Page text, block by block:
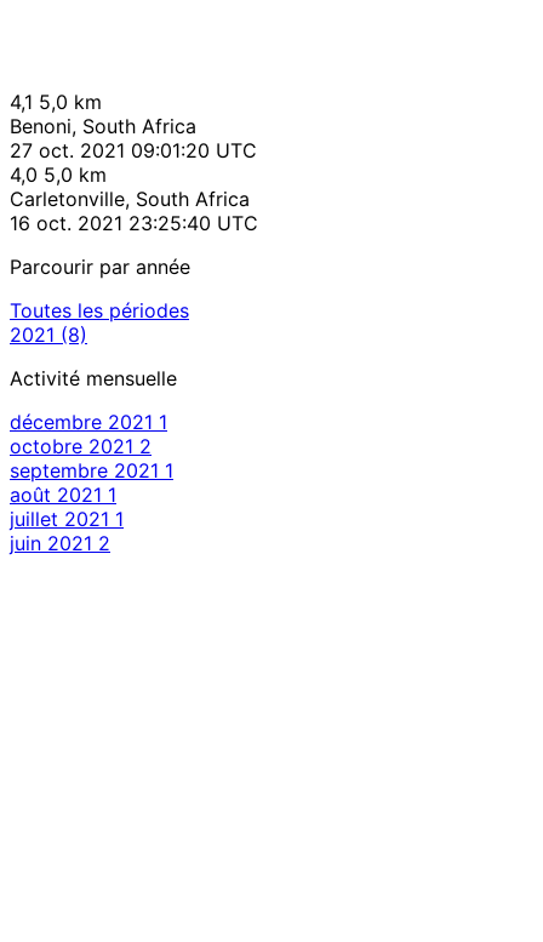
4,1 5,0 km
Benoni, South Africa
27 oct. 2021 09:01:20 UTC
4,0 5,0 km
Carletonville, South Africa
16 oct. 2021 23:25:40 UTC
Parcourir par année
Toutes les périodes
2021 (8)
Activité mensuelle
décembre 2021 1
octobre 2021 2
septembre 2021 1
août 2021 1
juillet 2021 1
juin 2021 2